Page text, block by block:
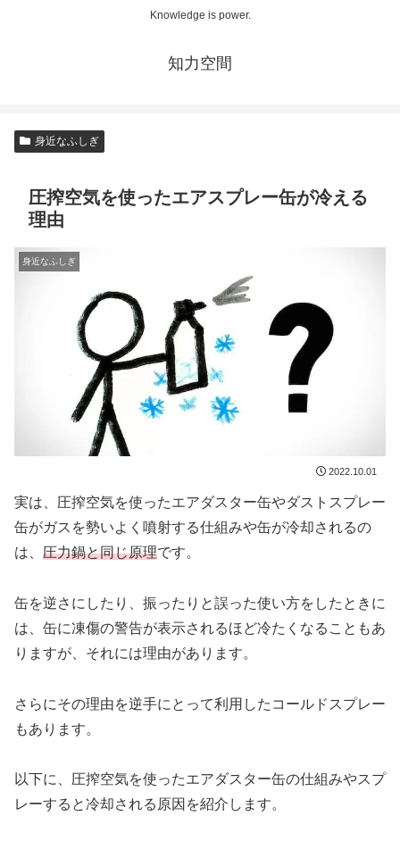
Knowledge is power.
知力空間
身近なふしぎ
圧搾空気を使ったエアスプレー缶が冷える
理由
身近なふしぎ
2022.10.01
実は、圧搾空気を使ったエアダスター缶やダストスプレー
缶がガスを勢いよく噴射する仕組みや缶が冷却されるの
は、 圧力鍋と同じ原理です。
缶を逆さにしたり、振ったりと誤った使い方をしたときに
は、缶に凍傷の警告が表示されるほど冷たくなることもあ
りますが、それには理由があります。
さらにその理由を逆手にとって利用したコールドスプレー
もあります。
以下に、圧搾空気を使ったエアダスター缶の仕組みやスプ
レーすると冷却される原因を紹介します。